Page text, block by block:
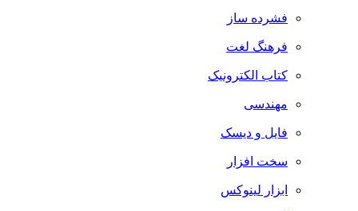
فشرده ساز
فرهنگ لغت
کتاب الکترونیک
مهندسی
فایل و دیسک
سخت افزار
ابزار لینوکس